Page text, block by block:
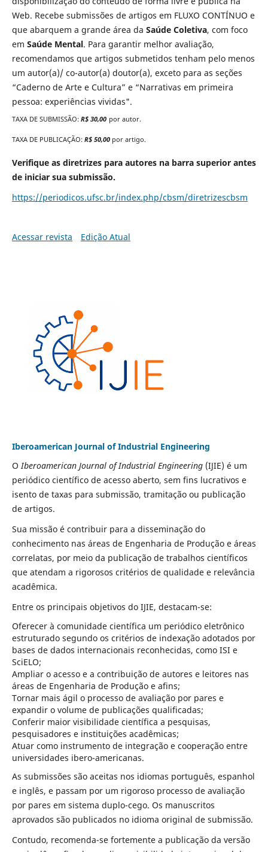
Web. Recebe submissões de artigos em FLUXO CONTÍNUO e
que abarquem a grande área da Saúde Coletiva, com foco
em Saúde Mental. Para garantir melhor avaliação,
recomendamos que artigos submetidos tenham pelo menos
um autor(a)/ co-autor(a) doutor(a), exceto para as seções
“Caderno de Arte e Cultura” e “Narrativas em primeira
pessoa: experiências vividas".
TAXA DE SUBMISSÃO: R$ 30,00 por autor.
TAXA DE PUBLICAÇÃO: R$ 50,00por artigo.
Verifique as diretrizes para autores na barra superior antes
de iniciar sua submissão.
https://periodicos.ufsc.br/index.php/cbsm/diretrizescbsm
Acessar revista Edição Atual
Iberoamerican Journal of Industrial Engineering
O Iberoamerican Journal of Industrial Engineering(IJIE) é um
periódico científico de acesso aberto, sem fins lucrativos e
isento de taxas para submissão, tramitação ou publicação
de artigos.
Sua missão é contribuir para a disseminação do
conhecimento nas áreas de Engenharia de Produção e áreas
correlatas, por meio da publicação de trabalhos científicos
que atendam a rigorosos critérios de qualidade e relevância
acadêmica.
Entre os principais objetivos do IJIE, destacam-se:
Oferecer à comunidade científica um periódico eletrônico
estruturado segundo os critérios de indexação adotados por
bases de dados internacionais reconhecidas, como ISI e
SciELO;
Ampliar o acesso e a contribuição de autores e leitores nas
áreas de Engenharia de Produção e afins;
Tornar mais ágil o processo de avaliação por pares e
expandir o volume de publicações qualificadas;
Conferir maior visibilidade científica a pesquisas,
pesquisadores e instituições acadêmicas;
Atuar como instrumento de integração e cooperação entre
universidades ibero-americanas.
As submissões são aceitas nos idiomas português, espanhol
e inglês, e passam por um rigoroso processo de avaliação
por pares em sistema duplo-cego. Os manuscritos
aprovados são publicados no idioma original de submissão.
Contudo, recomenda-se fortemente a publicação da versão